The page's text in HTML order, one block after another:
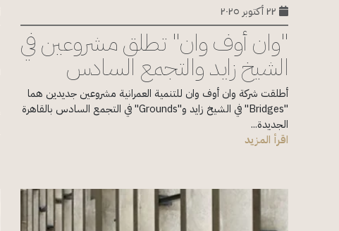
"وان أوف وان" تطلق مشروعين في
الشيخ زايد والتجمع السادس
أطلقت شركة وان أوف وان للتنمية العمرانية مشروعين جديدين هما
"Bridges" في الشيخ زايد و"Grounds" في التجمع السادس بالقاهرة
الجديدة...
اقرأ المزيد